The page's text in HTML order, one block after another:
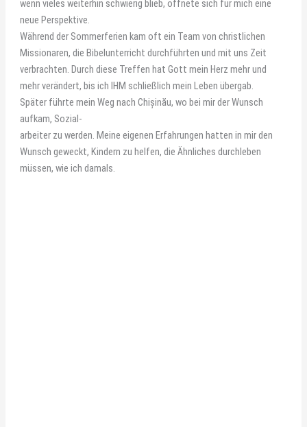
wenn vieles weiterhin schwierig blieb, öffnete sich für mich eine
neue Perspektive.
Während der Sommerferien kam oft ein Team von christlichen
Missionaren, die Bibelunterricht durchführten und mit uns Zeit
verbrachten. Durch diese Treffen hat Gott mein Herz mehr und
mehr verändert, bis ich IHM schließlich mein Leben übergab.
Später führte mein Weg nach Chișinău, wo bei mir der Wunsch
aufkam, Sozial-
arbeiter zu werden. Meine eigenen Erfahrungen hatten in mir den
Wunsch geweckt, Kindern zu helfen, die Ähnliches durchleben
müssen, wie ich damals.